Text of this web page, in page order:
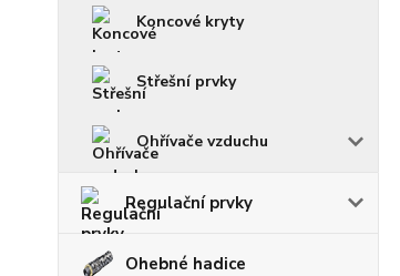
Koncové kryty
Střešní prvky
Ohřívače vzduchu
Regulační prvky
Ohebné hadice